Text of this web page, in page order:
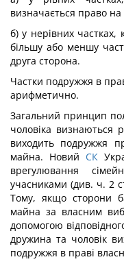
визначається право на
б) у нерівних
більшу або меншу
друга сторона.
Частки подружжя в
арифметично.
Загальний принцип
чоловіка визнаються
виходить подружжя
майна. Новий СК
врегулювання
учасниками (див. ч. 2
Тому, якщо сторони
майна за власним
допомогою
дружина та чоловік
подружжя в праві